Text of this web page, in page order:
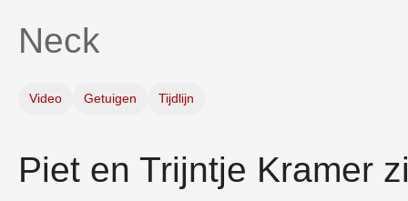
Neck
Video Getuigen Tijdlijn
Piet en Trijntje Kramer